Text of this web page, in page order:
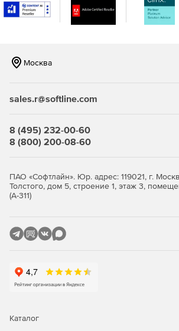
рабочей среде, а руководители релизов
представление о том, что именно будет
Москва
sales.r@softline.com
8 (495) 232-00-60
8 (800) 200-08-60
ПАО «Софтлайн». Юр. адрес: 119021, г.
Толстого, дом 5, строение 1, этаж 3,
(А-311)
Каталог